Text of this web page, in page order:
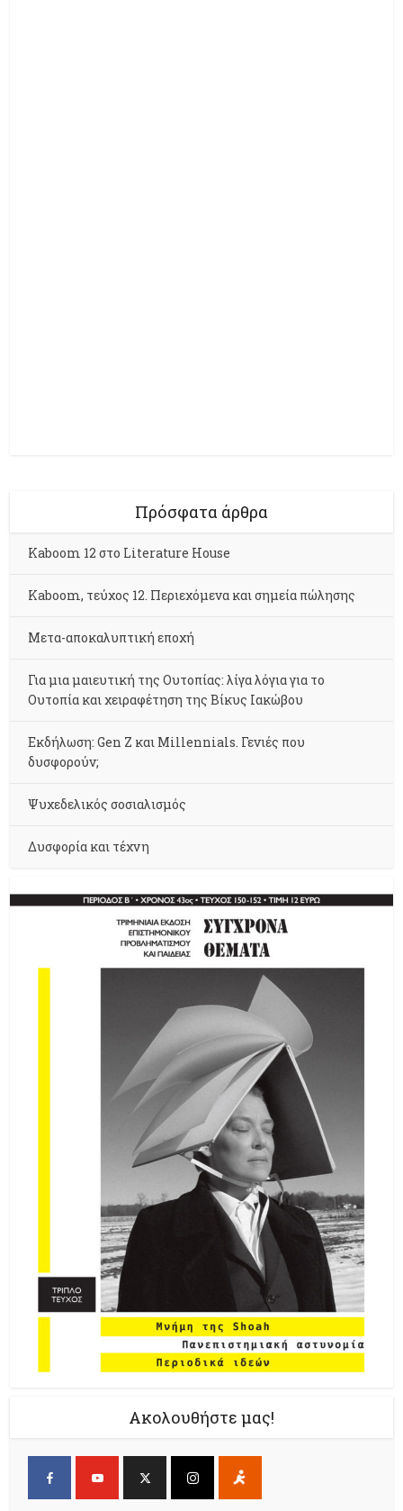
Πρόσφατα άρθρα
Kaboom 12 στο Literature House
Kaboom, τεύχος 12. Περιεχόμενα και σημεία πώλησης
Μετα-αποκαλυπτική εποχή
Για μια μαιευτική της Ουτοπίας: λίγα λόγια για το
Ουτοπία και χειραφέτηση της Βίκυς Ιακώβου
Εκδήλωση: Gen Z και Millennials. Γενιές που
δυσφορούν;
Ψυχεδελικός σοσιαλισμός
Δυσφορία και τέχνη
Ακολουθήστε μας!